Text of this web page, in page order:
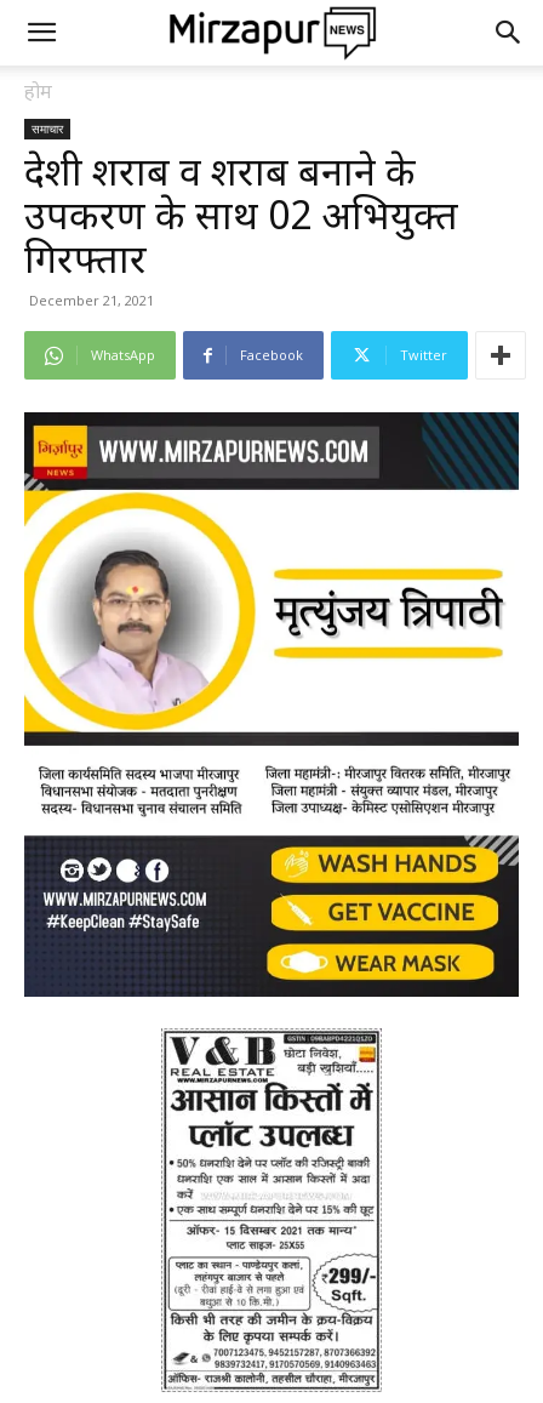
होम
समाचार
देशी शराब व शराब बनाने के
उपकरण के साथ 02 अभियुक्त
गिरफ्तार
December 21, 2021
WhatsApp Facebook Twitter